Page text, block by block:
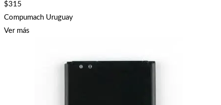
$315
Compumach Uruguay
Ver más